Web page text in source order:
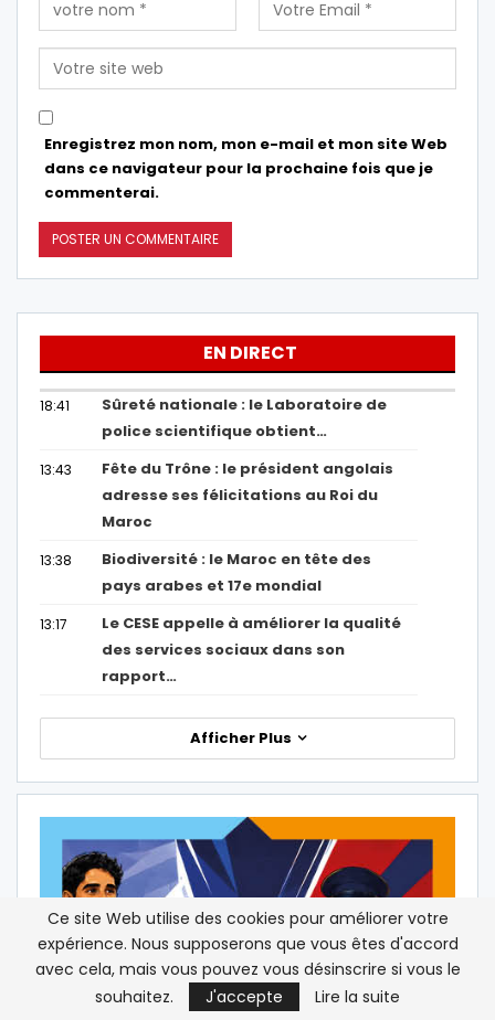
Enregistrez mon nom, mon e-mail et mon site Web
dans ce navigateur pour la prochaine fois que je
commenterai.
EN DIRECT
18:41
Sûreté nationale : le Laboratoire de
police scientifique obtient…
13:43
Fête du Trône : le président angolais
adresse ses félicitations au Roi du
Maroc
13:38
Biodiversité : le Maroc en tête des
pays arabes et 17e mondial
13:17
Le CESE appelle à améliorer la qualité
des services sociaux dans son
rapport…
Afficher Plus
Ce site Web utilise des cookies pour améliorer votre
expérience. Nous supposerons que vous êtes d'accord
avec cela, mais vous pouvez vous désinscrire si vous le
souhaitez.
J'accepte Lire la suite